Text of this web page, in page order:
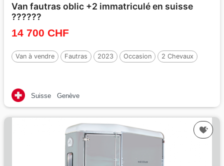
Van fautras oblic +2 immatriculé en suisse
??????
14 700 CHF
Van à vendre Fautras 2023 Occasion 2 Chevaux
Suisse Genève